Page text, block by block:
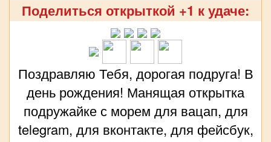
Поделиться открыткой +1 к удаче:
Поздравляю Тебя, дорогая подруга! В
день рождения! Манящая открытка
подружайке с морем для вацап, для
telegram, для вконтакте, для фейсбук,